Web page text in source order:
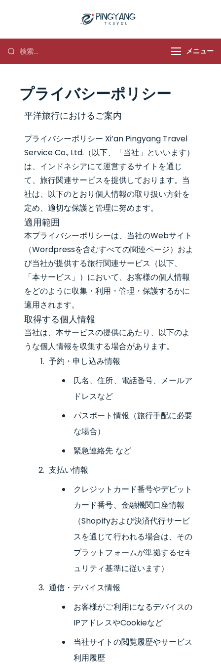
メニュー
プライバシーポリシー
平洋旅行におけるご案内
プライバシーポリシー Xi’an Pingyang Travel
Service Co., Ltd.（以下、「当社」といいます）
は、インドネシアにて運営するサイトを通じ
て、旅行関連サービスを提供しております。当
社は、以下のとおり個人情報の取り扱い方針を
定め、適切な保護と管理に努めます。
適用範囲
本プライバシーポリシーは、当社のWebサイト
（Wordpressを含むすべての関連ページ）およ
び当社が提供する旅行関連サービス（以下、
「本サービス」）において、お客様の個人情報
をどのように収集・利用・管理・保護するかに
適用されます。
取得する個人情報
当社は、本サービスの提供にあたり、以下のよ
うな個人情報を収集する場合があります。
予約・申し込み情報
氏名、住所、電話番号、メールア
ドレスなど
パスポート情報（旅行手配に必要
な場合）
緊急連絡先 など
支払い情報
クレジットカード番号やデビット
カード番号、金融機関口座情報
（Shopifyおよび決済代行サービ
スを通じて行われる場合は、その
プラットフォームが準拠するセキ
ュリティ基準に従います）
通信・デバイス情報
お客様がご利用になるデバイスの
IPアドレスやCookieなど
当社サイトの閲覧履歴やサービス
利用履歴